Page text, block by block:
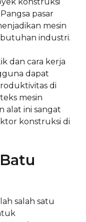
pasar
mesin
industri.
dan cara kerja
dapat
di
mesin
alat ini sangat
konstruksi di
salah satu